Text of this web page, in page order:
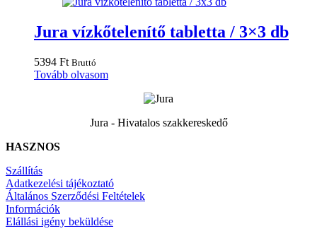
Jura vízkőtelenítő tabletta / 3×3 db
5394 Ft Bruttó
Tovább olvasom
Jura - Hivatalos szakkereskedő
HASZNOS
Szállítás
Adatkezelési tájékoztató
Általános Szerződési Feltételek
Információk
Elállási igény beküldése